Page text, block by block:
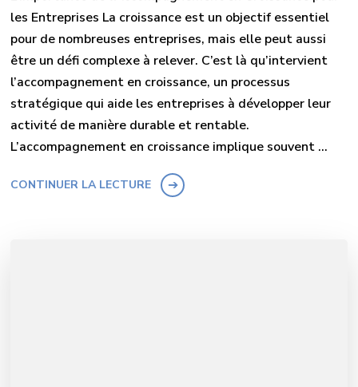
les Entreprises La croissance est un objectif essentiel
pour de nombreuses entreprises, mais elle peut aussi
être un défi complexe à relever. C’est là qu’intervient
l’accompagnement en croissance, un processus
stratégique qui aide les entreprises à développer leur
activité de manière durable et rentable.
L’accompagnement en croissance implique souvent …
CONTINUER LA LECTURE